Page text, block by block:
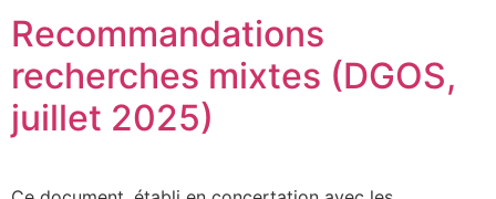
Recommandations
recherches mixtes (DGOS,
juillet 2025)